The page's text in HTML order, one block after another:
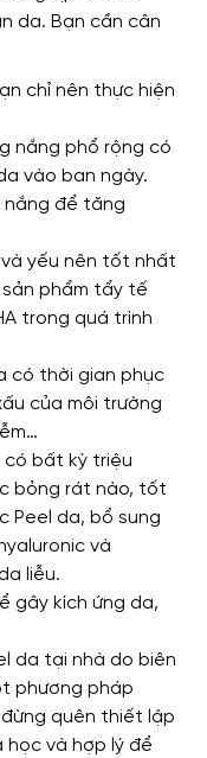
da. Bạn cần cân
chỉ nên thực hiện
nắng phổ rộng có
vào ban ngày.
nắng để tăng
và yếu nên tốt nhất
phẩm tẩy tế
trong quá trình
có thời gian phục
của môi trường
có bất kỳ triệu
bỏng rát nào, tốt
Peel da, bổ sung
và
liễu.
gây kích ứng da,
da tại nhà do biên
phương pháp
quên thiết lập
học và hợp lý để